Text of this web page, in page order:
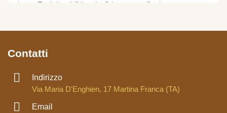
Contatti
Indirizzo
Via Maria D'Enghien, 17 Martina Franca (TA)
Email